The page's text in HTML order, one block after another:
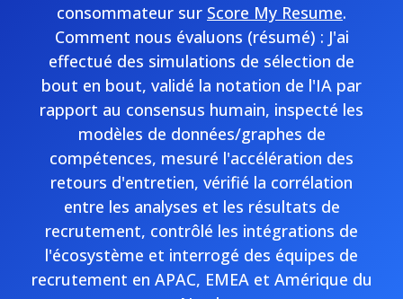
consommateur sur Score My Resume.
Comment nous évaluons (résumé) : J'ai
effectué des simulations de sélection de
bout en bout, validé la notation de l'IA par
rapport au consensus humain, inspecté les
modèles de données/graphes de
compétences, mesuré l'accélération des
retours d'entretien, vérifié la corrélation
entre les analyses et les résultats de
recrutement, contrôlé les intégrations de
l'écosystème et interrogé des équipes de
recrutement en APAC, EMEA et Amérique du